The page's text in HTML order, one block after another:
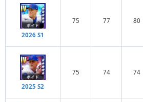
2026 S1
75 77 80
2025 S2
75 74 74